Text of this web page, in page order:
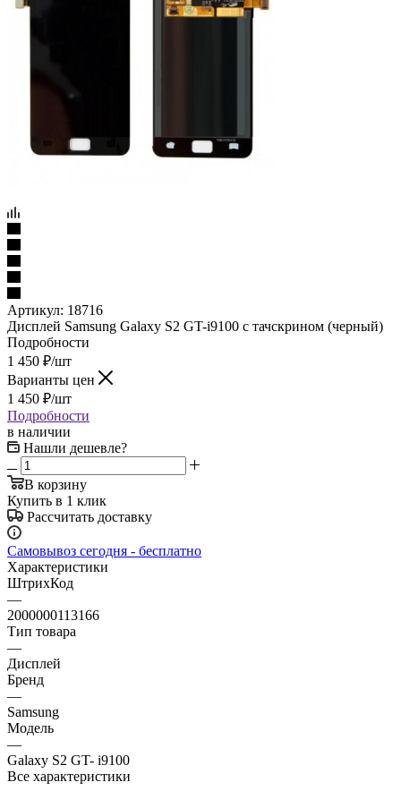
Артикул: 18716
Дисплей Samsung Galaxy S2 GT-i9100 с тачскрином (черный)
Подробности
1 450 ₽/шт
Варианты цен
1 450 ₽/шт
Подробности
в наличии
Нашли дешевле?
В корзину
Купить в 1 клик
Рассчитать доставку
Самовывоз сегодня - бесплатно
Характеристики
ШтрихКод
—
2000000113166
Тип товара
—
Дисплей
Бренд
—
Samsung
Модель
—
Galaxy S2 GT- i9100
Все характеристики